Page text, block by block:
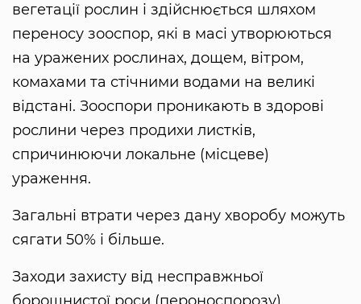
вегетації рослин і здійснюється шляхом
переносу зооспор, які в масі утворюються
на уражених рослинах, дощем, вітром,
комахами та стічними водами на великі
відстані. Зооспори проникають в здорові
рослини через продихи листків,
спричинюючи локальне (місцеве)
ураження.
Загальні втрати через дану хворобу можуть
сягати 50% і більше.
Заходи захисту від несправжньої